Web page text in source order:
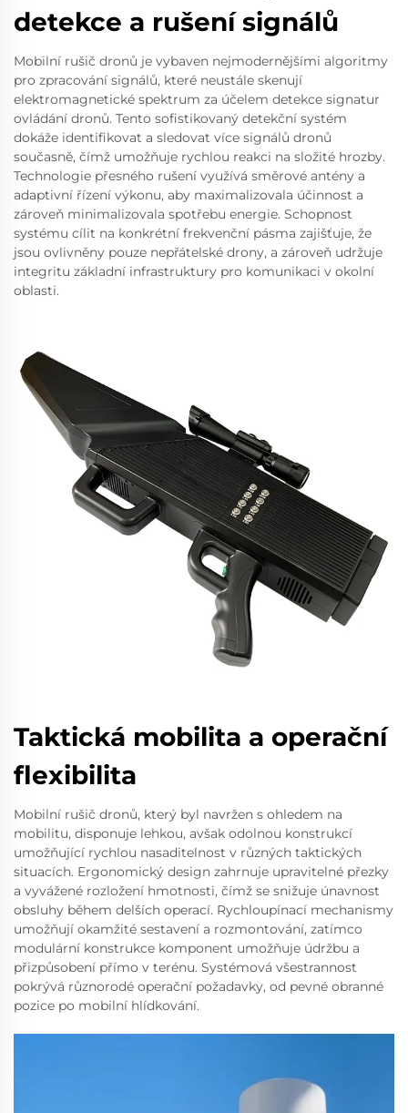
detekce a rušení signálů
Mobilní rušič dronů je vybaven nejmodernějšími algoritmy
pro zpracování signálů, které neustále skenují
elektromagnetické spektrum za účelem detekce signatur
ovládání dronů. Tento sofistikovaný detekční systém
dokáže identifikovat a sledovat více signálů dronů
současně, čímž umožňuje rychlou reakci na složité hrozby.
Technologie přesného rušení využívá směrové antény a
adaptivní řízení výkonu, aby maximalizovala účinnost a
zároveň minimalizovala spotřebu energie. Schopnost
systému cílit na konkrétní frekvenční pásma zajišťuje, že
jsou ovlivněny pouze nepřátelské drony, a zároveň udržuje
integritu základní infrastruktury pro komunikaci v okolní
oblasti.
Taktická mobilita a operační
flexibilita
Mobilní rušič dronů, který byl navržen s ohledem na
mobilitu, disponuje lehkou, avšak odolnou konstrukcí
umožňující rychlou nasaditelnost v různých taktických
situacích. Ergonomický design zahrnuje upravitelné přezky
a vyvážené rozložení hmotnosti, čímž se snižuje únavnost
obsluhy během delších operací. Rychloupínací mechanismy
umožňují okamžité sestavení a rozmontování, zatímco
modulární konstrukce komponent umožňuje údržbu a
přizpůsobení přímo v terénu. Systémová všestrannost
pokrývá různorodé operační požadavky, od pevné obranné
pozice po mobilní hlídkování.